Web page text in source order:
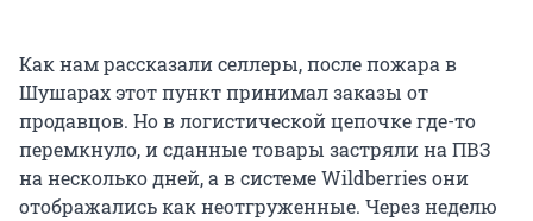
Как нам рассказали селлеры, после пожара в
Шушарах этот пункт принимал заказы от
продавцов. Но в логистической цепочке где-то
перемкнуло, и сданные товары застряли на ПВЗ
на несколько дней, а в системе Wildberries они
отображались как неотгруженные. Через неделю